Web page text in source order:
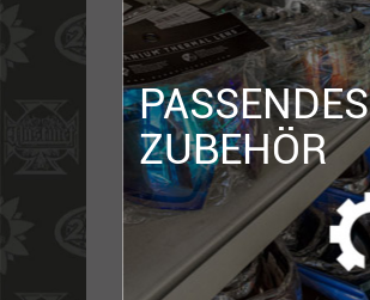
PASSENDES
ZUBEHÖR